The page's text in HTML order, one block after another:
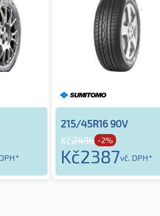
215/45R16 90V
Kč2436 -2%
Kč2387vč. DPH*